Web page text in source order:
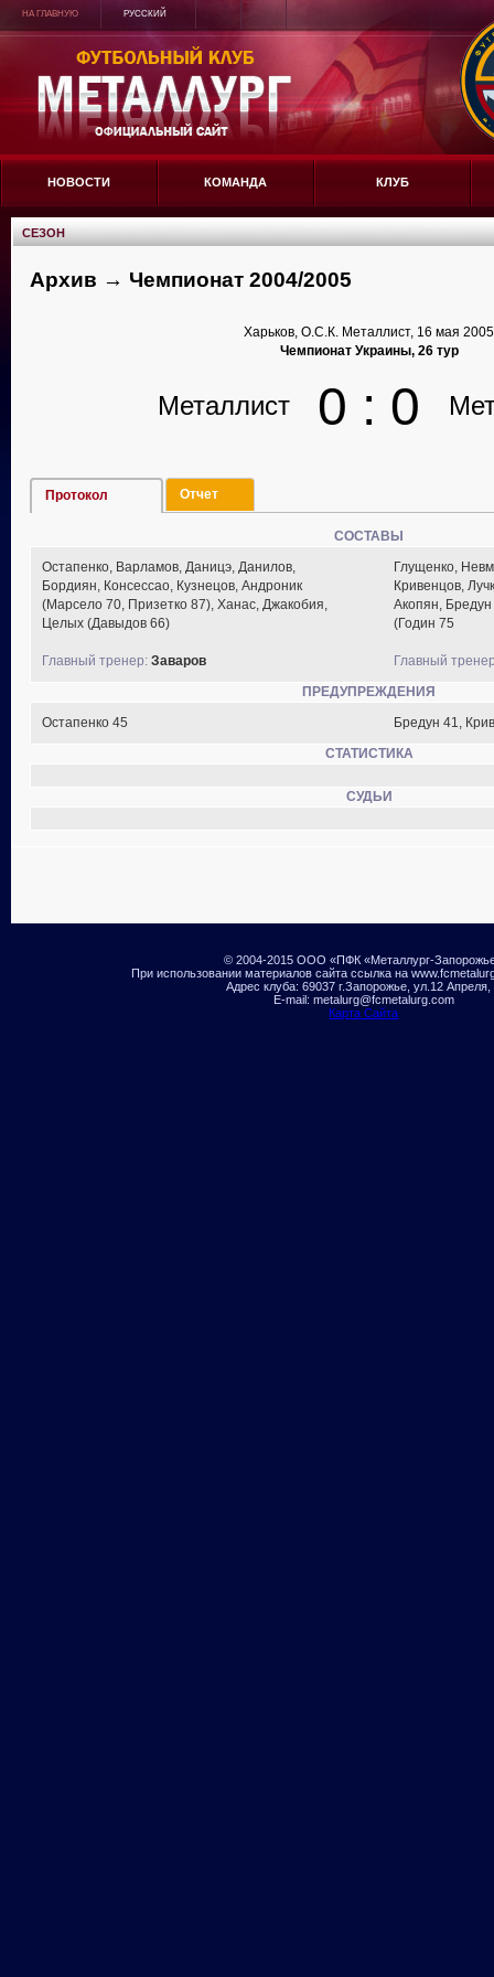
НА ГЛАВНУЮ РУССКИЙ
НОВОСТИ КОМАНДА КЛУБ
СЕЗОН
Архив → Чемпионат 2004/2005
Харьков, О.С.К. Металлист, 16 мая 2005
Чемпионат Украины, 26 тур
Металлист 0 : 0
Протокол Отчет
СОСТАВЫ
Остапенко, Варламов, Даницэ, Данилов,
Бордиян, Консессао, Кузнецов, Андроник
(Марсело 70, Призетко 87), Ханас, Джакобия,
Целых (Давыдов 66)
Главный тренер: Заваров
Глущенко,
Кривенцов,
Акопян,
(Годин 75
Главный
ПРЕДУПРЕЖДЕНИЯ
Остапенко 45
Бредун 41,
СТАТИСТИКА
СУДЬИ
© 2004-2015 ООО «ПФК «Металлург-
При использовании материалов сайта ссылка на
Адрес клуба: 69037 г.Запорожье, ул.12 Апреля,
E-mail: metalurg@fcmetalurg.com
Карта Сайта